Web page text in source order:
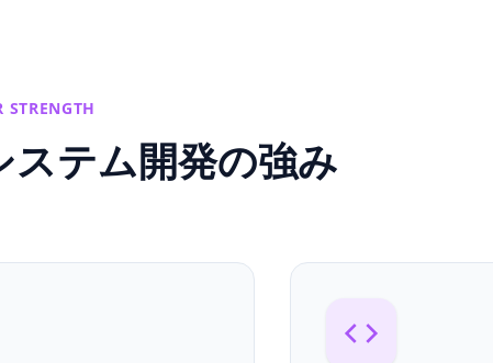
STRENGTH
テム開発の強み